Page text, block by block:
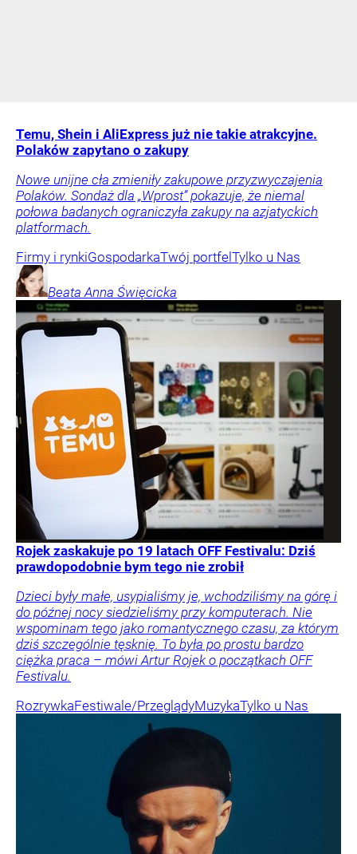
Temu, Shein i AliExpress już nie takie atrakcyjne.
Polaków zapytano o zakupy
Nowe unijne cła zmieniły zakupowe przyzwyczajenia
Polaków. Sondaż dla „Wprost” pokazuje, że niemal
połowa badanych ograniczyła zakupy na azjatyckich
platformach.
Firmy i rynkiGospodarkaTwój portfelTylko u Nas
Beata Anna Święcicka
Rojek zaskakuje po 19 latach OFF Festivalu: Dziś
prawdopodobnie bym tego nie zrobił
Dzieci były małe, usypialiśmy je, wchodziliśmy na górę i
do późnej nocy siedzieliśmy przy komputerach. Nie
wspominam tego jako romantycznego czasu, za którym
dziś szczególnie tęsknię. To była po prostu bardzo
ciężka praca – mówi Artur Rojek o początkach OFF
Festivalu.
RozrywkaFestiwale/PrzeglądyMuzykaTylko u Nas